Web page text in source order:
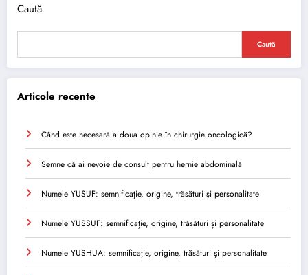
Caută
Caută
Articole recente
Când este necesară a doua opinie în chirurgie oncologică?
Semne că ai nevoie de consult pentru hernie abdominală
Numele YUSUF: semnificație, origine, trăsături și personalitate
Numele YUSSUF: semnificație, origine, trăsături și personalitate
Numele YUSHUA: semnificație, origine, trăsături și personalitate